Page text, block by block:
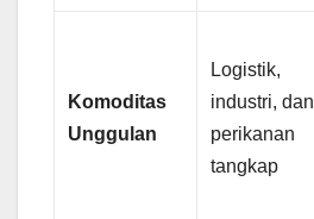
Komoditas
Unggulan
Logistik,
industri, dan
perikanan
tangkap